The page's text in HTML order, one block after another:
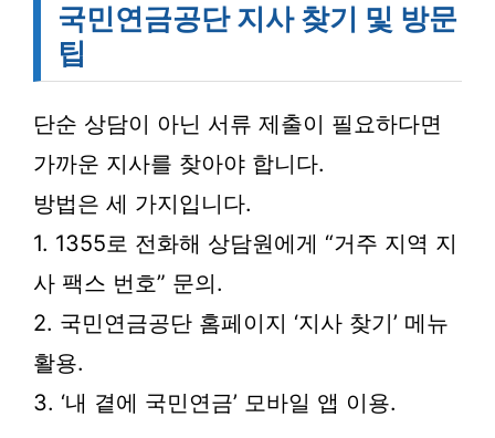
국민연금공단 지사 찾기 및 방문
팁
단순 상담이 아닌 서류 제출이 필요하다면
가까운 지사를 찾아야 합니다.
방법은 세 가지입니다.
1. 1355로 전화해 상담원에게 “거주 지역 지
사 팩스 번호” 문의.
2. 국민연금공단 홈페이지 ‘지사 찾기’ 메뉴
활용.
3. ‘내 곁에 국민연금’ 모바일 앱 이용.